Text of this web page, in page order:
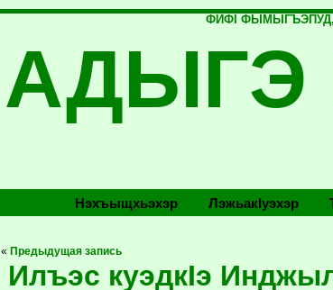
ФИФI
АДЫГЭ
Нэхъыщхьэхэр Лэжьакlуэхэр
« Предыдущая запись
Илъэс куэдкIэ